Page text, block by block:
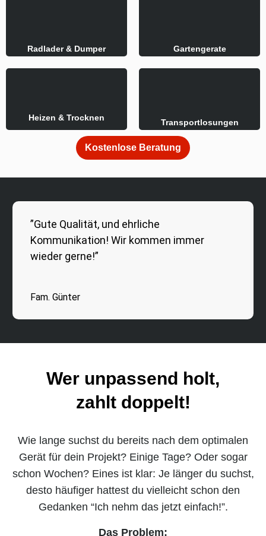
Heizen & Trocknen Transportlosungen
wieder gerne!”
Fam. Günter
Wer unpassend holt,
zahlt doppelt!
Wie lange suchst du bereits nach dem optimalen
Gerät für dein Projekt? Einige Tage? Oder sogar
desto häufiger hattest du vielleicht schon den
Gedanken “Ich nehm das jetzt einfach!”.
Das Problem:
Wenn du dich wirklich für das falsche Gerät
entscheidest, musst du bald nochmal losziehen –
und das kostet dich dann nicht nur Zeit und Nerven